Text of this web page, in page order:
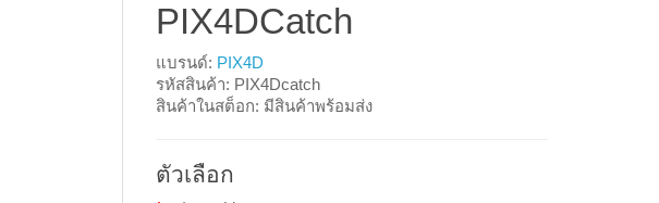
PIX4DCatch
แบรนด์: PIX4D
รหัสสินค้า: PIX4Dcatch
สินค้าในสต็อก: มีสินค้าพร้อมส่ง
ตัวเลือก